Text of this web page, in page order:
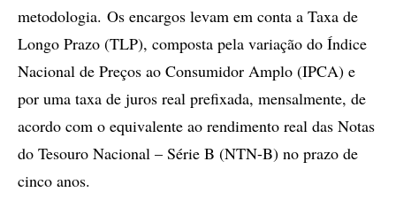
metodologia. Os encargos levam em conta a Taxa de
Longo Prazo (TLP), composta pela variação do Índice
Nacional de Preços ao Consumidor Amplo (IPCA) e
por uma taxa de juros real prefixada, mensalmente, de
acordo com o equivalente ao rendimento real das Notas
do Tesouro Nacional – Série B (NTN-B) no prazo de
cinco anos.